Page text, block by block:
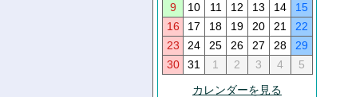
9
10 11 12 13 14
15
16
17 18 19 20 21
22
23
24 25 26 27 28
29
30
31 1 2 3 4
5
カレンダーを見る